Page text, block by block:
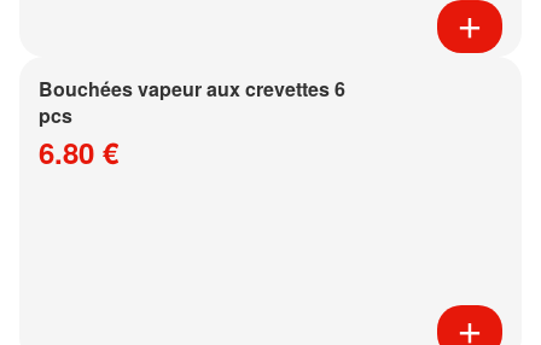
Bouchées vapeur aux crevettes 6
pcs
6.80 €